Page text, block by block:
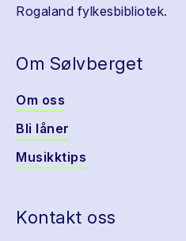
Rogaland fylkesbibliotek.
Om Sølvberget
Om oss
Bli låner
Musikktips
Kontakt oss